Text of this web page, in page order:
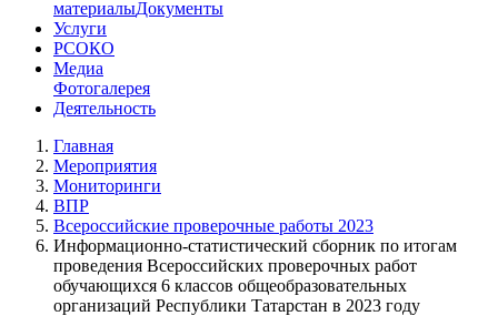
материалыДокументы
Услуги
РСОКО
Медиа
Фотогалерея
Деятельность
Главная
Мероприятия
Мониторинги
ВПР
Всероссийские проверочные работы 2023
Информационно-статистический сборник по итогам
проведения Всероссийских проверочных работ
обучающихся 6 классов общеобразовательных
организаций Республики Татарстан в 2023 году